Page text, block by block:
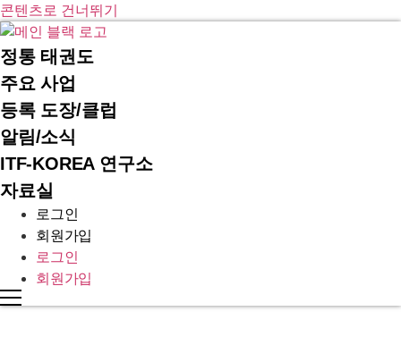
콘텐츠로 건너뛰기
정통 태권도
주요 사업
등록 도장/클럽
알림/소식
ITF-KOREA 연구소
자료실
로그인
회원가입
로그인
회원가입